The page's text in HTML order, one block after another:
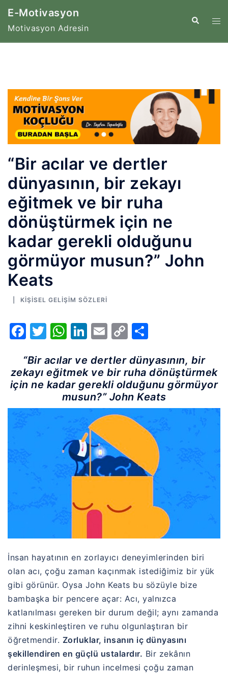
İçeriğe
E-Motivasyon
Motivasyon Adresin
Search
“Bir acılar ve dertler
dünyasının, bir zekayı
eğitmek ve bir ruha
dönüştürmek için ne
kadar gerekli olduğunu
görmüyor musun?” John
Keats
KIŞISEL GELIŞIM SÖZLERI
Facebook
Twitter
WhatsApp
LinkedIn
Email
Copy
“Bir acılar ve dertler dünyasının, bir
zekayı eğitmek ve bir ruha dönüştürmek
için ne kadar gerekli olduğunu görmüyor
musun?” John Keats
İnsan hayatının en zorlayıcı deneyimlerinden biri
olan acı, çoğu zaman kaçınmak istediğimiz bir yük
gibi görünür. Oysa John Keats bu sözüyle bize
bambaşka bir pencere açar: Acı, yalnızca
katlanılması gereken bir durum değil; aynı zamanda
zihni keskinleştiren ve ruhu olgunlaştıran bir
öğretmendir. Zorluklar, insanın iç dünyasını
şekillendiren en güçlü ustalardır. Bir zekânın
derinleşmesi, bir ruhun incelmesi çoğu zaman